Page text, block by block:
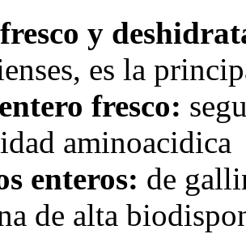
y
es la
fresco:
aminoacidica
enteros: de
de alta